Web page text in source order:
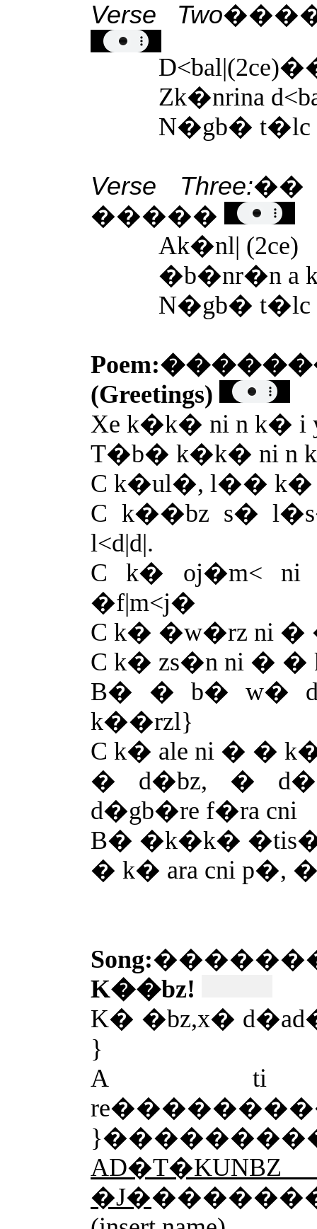
Verse Two
D<bal|(2ce)
Zk�nrina
N�gb� t�lc
Verse Three:��
�����
Ak�nl| (2ce)
�b�nr�n a
N�gb� t�lc
(Greetings)
Xe k�k� ni n k� i
T�b� k�k� ni n
C k�ul�, l�� k�
C k��bz s�
l<d|d|.
C k� oj�m<
�f|m<j�
C k� �w�rz ni �
C k� zs�n ni � �
B� � b� w�
k��rzl}
C k� ale ni � � k�
� d�bz, �
d�gb�re f�ra cni
B� �k�k�
� k� ara cni p�,
Song:
K��bz!
K� �bz,x�
}
A ti
}
�J�